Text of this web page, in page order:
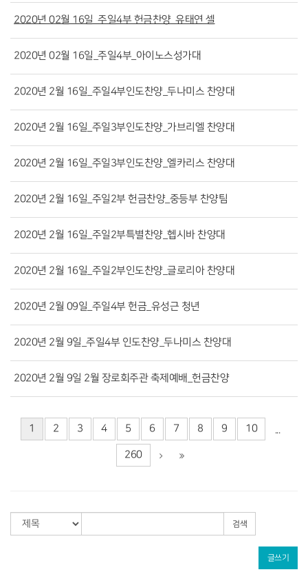
2020년 02월 16일_주일4부 헌금찬양_유태연 셀
2020년 02월 16일_주일4부_아이노스성가대
2020년 2월 16일_주일4부인도찬양_두나미스 찬양대
2020년 2월 16일_주일3부인도찬양_가브리엘 찬양대
2020년 2월 16일_주일3부인도찬양_엘카리스 찬양대
2020년 2월 16일_주일2부 헌금찬양_중등부 찬양팀
2020년 2월 16일_주일2부특별찬양_헵시바 찬양대
2020년 2월 16일_주일2부인도찬양_글로리아 찬양대
2020년 2월 09일_주일4부 헌금_유성근 청년
2020년 2월 9일_주일4부 인도찬양_두나미스 찬양대
2020년 2월 9일 2월 장로회주관 축제예배_헌금찬양
1 2 3 4 5 6 7 8 9 10 ...
260
검색
글쓰기